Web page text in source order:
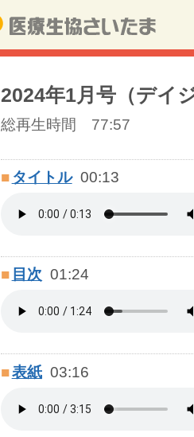
2024年1月号（デイ
総再生時間 77:57
■ タイトル 00:13
■ 目次 01:24
■表紙 03:16